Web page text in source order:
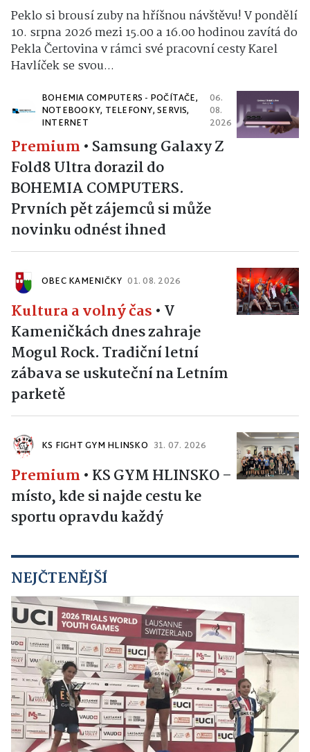
Peklo si brousí zuby na hříšnou návštěvu! V pondělí
10. srpna 2026 mezi 15.00 a 16.00 hodinou zavítá do
Pekla Čertovina v rámci své pracovní cesty Karel
Havlíček se svou...
BOHEMIA COMPUTERS - POČÍTAČE,
NOTEBOOKY, TELEFONY, SERVIS,
INTERNET
06.
08.
2026
Premium • Samsung Galaxy Z
Fold8 Ultra dorazil do
BOHEMIA COMPUTERS.
Prvních pět zájemců si může
novinku odnést ihned
OBEC KAMENIČKY 01. 08. 2026
Kultura a volný čas • V
Kameničkách dnes zahraje
Mogul Rock. Tradiční letní
zábava se uskuteční na Letním
parketě
KS FIGHT GYM HLINSKO 31. 07. 2026
Premium • KS GYM HLINSKO –
místo, kde si najde cestu ke
sportu opravdu každý
NEJČTENĚJŠÍ